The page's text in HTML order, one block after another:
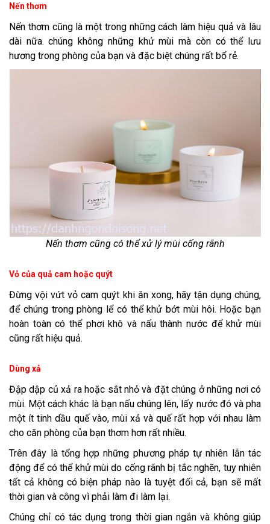
Nến thơm
Nến thơm cũng là một trong những cách làm hiệu quả và lâu
dài nữa. chúng không những khử mùi mà còn có thể lưu
hương trong phòng của bạn và đặc biệt chúng rất bổ rẻ.
Nến thơm cũng có thể xử lý mùi cống rãnh
Vỏ của quả cam hoặc quýt
Đừng vội vứt vỏ cam quýt khi ăn xong, hãy tận dụng chúng,
để chúng trong phòng lể có thể khử bớt mùi hôi. Hoặc bạn
hoàn toàn có thể phơi khô và nấu thành nước để khử mùi
cũng rất hiệu quả.
Dùng xả
Đập dập củ xả ra hoặc sắt nhỏ và đặt chúng ở những nơi có
mùi. Một cách khác là bạn nấu chúng lên, lấy nước đó và pha
một ít tinh dầu quế vào, mùi xả và quế rất hợp với nhau làm
cho căn phòng của bạn thơm hơn rất nhiều.
Trên đây là tổng hợp những phương pháp tự nhiên lẫn tác
động để có thể khử mùi do cống rãnh bị tắc nghẽn, tuy nhiên
tất cả không có biện pháp nào là tuyệt đối cả, bạn sẽ mất
thời gian và công vì phải làm đi làm lại.
Chúng chỉ có tác dụng trong thời gian ngắn và không giúp